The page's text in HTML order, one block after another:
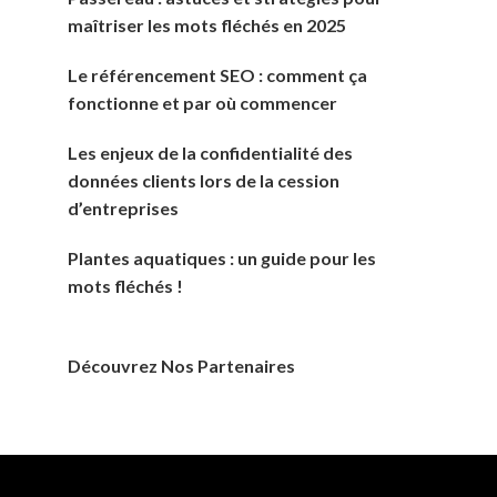
maîtriser les mots fléchés en 2025
Le référencement SEO : comment ça
fonctionne et par où commencer
Les enjeux de la confidentialité des
données clients lors de la cession
d’entreprises
Plantes aquatiques : un guide pour les
mots fléchés !
Découvrez Nos Partenaires